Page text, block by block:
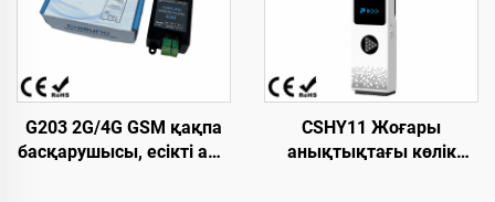
домалақталған парақ
корпус, құйма темір
механизмі
G203 2G/4G GSM қақпа
басқарушысы, есікті ашу
CSHY11 Жоғары
анықтықтағы көлік